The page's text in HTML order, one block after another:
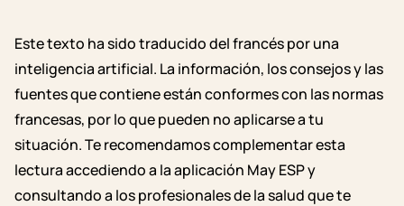
Este texto ha sido traducido del francés por una
inteligencia artificial. La información, los consejos y las
fuentes que contiene están conformes con las normas
francesas, por lo que pueden no aplicarse a tu
situación. Te recomendamos complementar esta
lectura accediendo a la aplicación May ESP y
consultando a los profesionales de la salud que te